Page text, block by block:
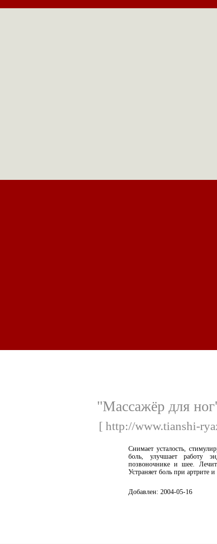
"Массажёр для
[ http://www.tianshi-
Снимает усталость,
боль, улучшает работу
позвоночнике и шее.
Устраняет боль при артрите
Добавлен: 2004-05-16